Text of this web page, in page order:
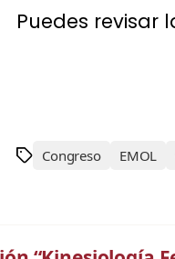
Puedes revisar
Congreso EMOL